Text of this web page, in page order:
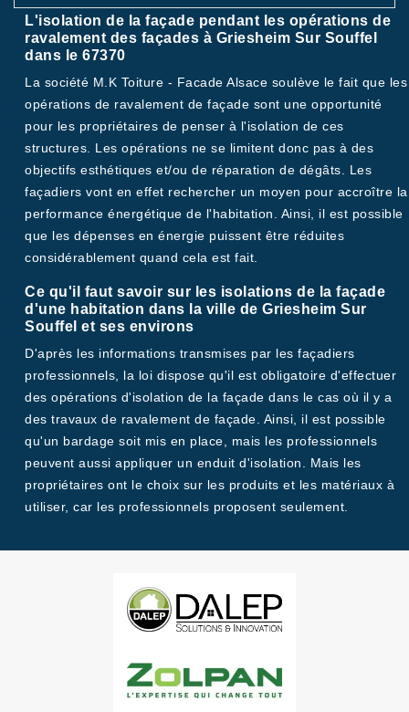
L'isolation de la façade pendant les opérations de
ravalement des façades à Griesheim Sur Souffel
dans le 67370
La société M.K Toiture - Facade Alsace soulève le fait que les
opérations de ravalement de façade sont une opportunité
pour les propriétaires de penser à l'isolation de ces
structures. Les opérations ne se limitent donc pas à des
objectifs esthétiques et/ou de réparation de dégâts. Les
façadiers vont en effet rechercher un moyen pour accroître la
performance énergétique de l'habitation. Ainsi, il est possible
que les dépenses en énergie puissent être réduites
considérablement quand cela est fait.
Ce qu'il faut savoir sur les isolations de la façade
d'une habitation dans la ville de Griesheim Sur
Souffel et ses environs
D'après les informations transmises par les façadiers
professionnels, la loi dispose qu'il est obligatoire d'effectuer
des opérations d'isolation de la façade dans le cas où il y a
des travaux de ravalement de façade. Ainsi, il est possible
qu'un bardage soit mis en place, mais les professionnels
peuvent aussi appliquer un enduit d'isolation. Mais les
propriétaires ont le choix sur les produits et les matériaux à
utiliser, car les professionnels proposent seulement.